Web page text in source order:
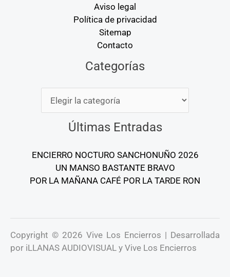
Aviso legal
Política de privacidad
Sitemap
Contacto
Categorías
Últimas Entradas
ENCIERRO NOCTURO SANCHONUÑO 2026
UN MANSO BASTANTE BRAVO
POR LA MAÑANA CAFÉ POR LA TARDE RON
Copyright © 2026 Vive Los Encierros | Desarrollada
por iLLANAS AUDIOVISUAL y Vive Los Encierros